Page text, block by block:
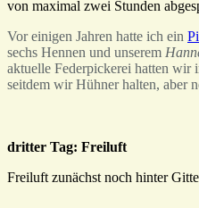
von maximal zwei Stunden
Vor einigen Jahren hatte ich ein
sechs Hennen und unserem
aktuelle Federpickerei hatten wir
seitdem wir Hühner halten, aber
dritter Tag: Freiluft
Freiluft zunächst noch hinter